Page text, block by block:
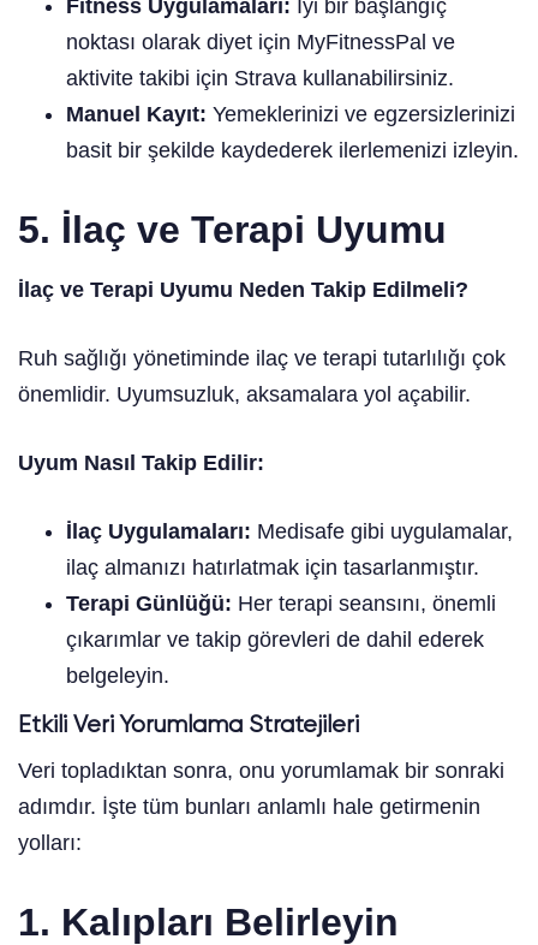
Fitness Uygulamaları: İyi bir başlangıç
noktası olarak diyet için MyFitnessPal ve
aktivite takibi için Strava kullanabilirsiniz.
Manuel Kayıt: Yemeklerinizi ve egzersizlerinizi
basit bir şekilde kaydederek ilerlemenizi izleyin.
5. İlaç ve Terapi Uyumu
İlaç ve Terapi Uyumu Neden Takip Edilmeli?
Ruh sağlığı yönetiminde ilaç ve terapi tutarlılığı çok
önemlidir. Uyumsuzluk, aksamalara yol açabilir.
Uyum Nasıl Takip Edilir:
İlaç Uygulamaları: Medisafe gibi uygulamalar,
ilaç almanızı hatırlatmak için tasarlanmıştır.
Terapi Günlüğü: Her terapi seansını, önemli
çıkarımlar ve takip görevleri de dahil ederek
belgeleyin.
Etkili Veri Yorumlama Stratejileri
Veri topladıktan sonra, onu yorumlamak bir sonraki
adımdır. İşte tüm bunları anlamlı hale getirmenin
yolları:
1. Kalıpları Belirleyin